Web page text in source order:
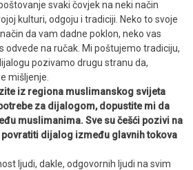
svaki čovjek na neki način
kulturi, odgoju i tradiciji. Neko to svoje
da vam dadne poklon, neko vas
odvede na ručak. Mi poštujemo tradiciju,
pozivamo drugu stranu da,
mišljenje.
iz regiona muslimanskog svijeta
za dijalogom, dopustite mi da
muslimanima. Sve su češći pozivi na
povratiti dijalog između glavnih tokova
ljudi, dakle, odgovornih ljudi na svim